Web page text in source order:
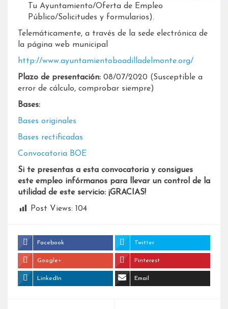
Tu Ayuntamiento/Oferta de Empleo
Público/Solicitudes y formularios).
Telemáticamente, a través de la sede electrónica de
la página web municipal
http://www.ayuntamientoboadilladelmonte.org/
Plazo de presentación: 08/07/2020 (Susceptible a
error de cálculo, comprobar siempre)
Bases:
Bases originales
Bases rectificadas
Convocatoria BOE
Si te presentas a esta convocatoria y consigues
este empleo infórmanos para llevar un control de la
utilidad de este servicio: ¡GRACIAS!
Post Views: 104
Facebook Twitter
Google+ Pinterest
LinkedIn Email